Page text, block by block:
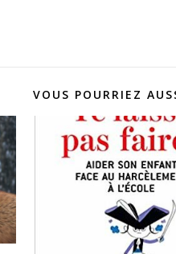
VOUS POURRIEZ